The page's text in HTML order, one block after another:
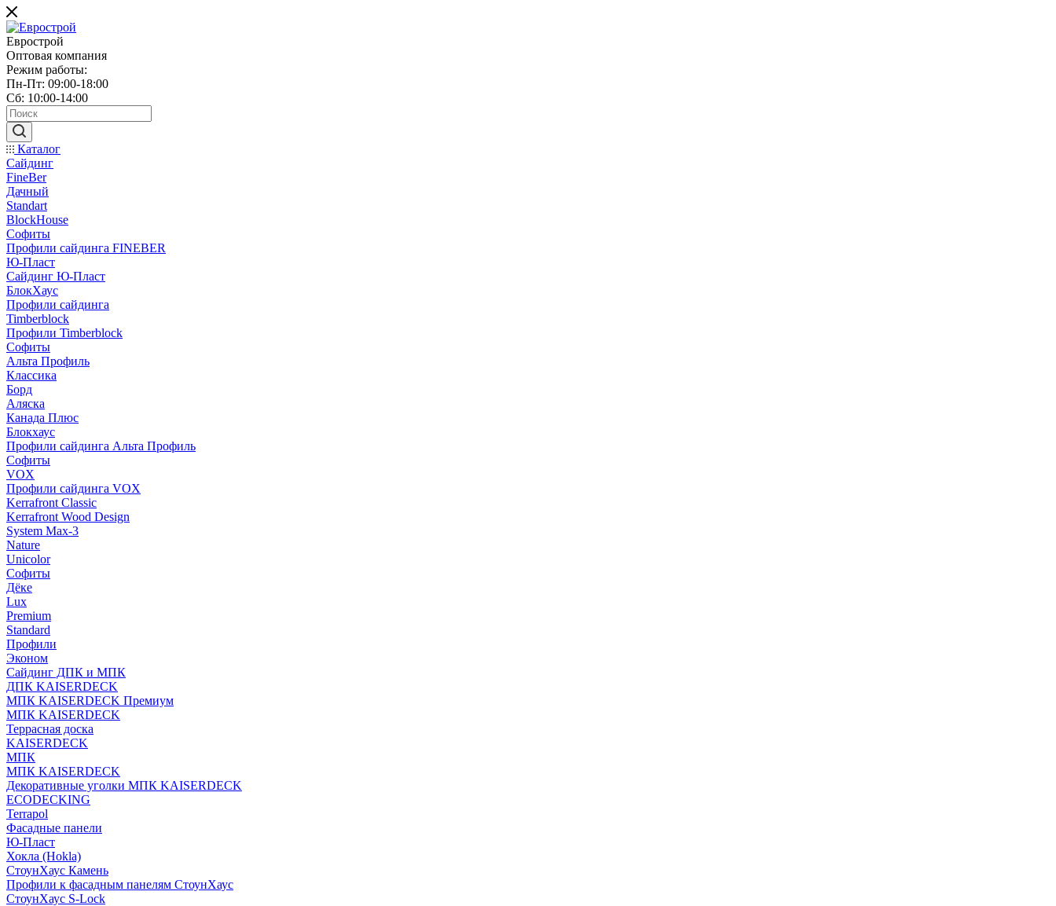
Еврострой
Оптовая компания
Режим работы:
Пн-Пт: 09:00-18:00
Сб: 10:00-14:00
Каталог
Сайдинг
FineBer
Дачный
Standart
BlockHouse
Софиты
Профили сайдинга FINEBER
Ю-Пласт
Сайдинг Ю-Пласт
БлокХаус
Профили сайдинга
Timberblock
Профили Timberblock
Софиты
Альта Профиль
Классика
Борд
Аляска
Канада Плюс
Блокхаус
Профили сайдинга Альта Профиль
Софиты
VOX
Профили сайдинга VOX
Kerrafront Classic
Kerrafront Wood Design
System Max-3
Nature
Unicolor
Софиты
Дёке
Lux
Premium
Standard
Профили
Эконом
Сайдинг ДПК и МПК
ДПК KAISERDECK
МПК KAISERDECK Премиум
МПК KAISERDECK
Террасная доска
KAISERDECK
МПК
МПК KAISERDECK
Декоративные уголки МПК KAISERDECK
ECODECKING
Terrapol
Фасадные панели
Ю-Пласт
Хокла (Hokla)
СтоунХаус Камень
Профили к фасадным панелям СтоунХаус
СтоунХаус S-Lock